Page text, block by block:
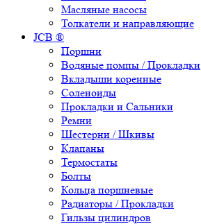
Масляные насосы
Толкатели и направляющие
JCB ®
Поршни
Водяные помпы / Прокладки
Вкладыши коренные
Соленоиды
Прокладки и Сальники
Ремни
Шестерни / Шкивы
Клапаны
Термостаты
Болты
Кольца поршневые
Радиаторы / Прокладки
Гильзы цилиндров